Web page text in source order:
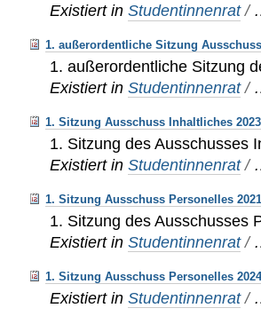
Existiert in Studentinnenrat /
1. außerordentliche Sitzung
1. außerordentliche Sitzung
Existiert in Studentinnenrat /
1. Sitzung Ausschuss Inhaltliches
1. Sitzung des Ausschusses
Existiert in Studentinnenrat /
1. Sitzung Ausschuss Personelles
1. Sitzung des Ausschusses
Existiert in Studentinnenrat /
1. Sitzung Ausschuss Personelles
Existiert in Studentinnenrat /